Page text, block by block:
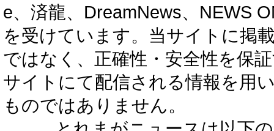
e、済龍、DreamNews、NEWS
を受けています。当サイトに掲
ではなく、正確性・安全性を保
サイトにて配信される情報を用
ものではありません。